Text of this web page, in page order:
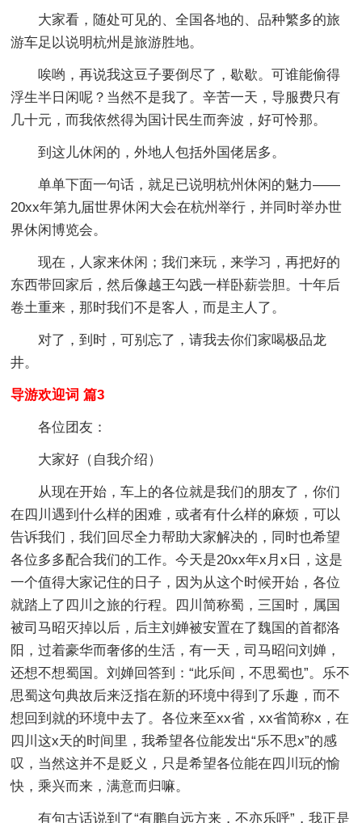
大家看，随处可见的、全国各地的、品种繁多的旅
游车足以说明杭州是旅游胜地。
唉哟，再说我这豆子要倒尽了，歇歇。可谁能偷得
浮生半日闲呢？当然不是我了。辛苦一天，导服费只有
几十元，而我依然得为国计民生而奔波，好可怜那。
到这儿休闲的，外地人包括外国佬居多。
单单下面一句话，就足已说明杭州休闲的魅力——
20xx年第九届世界休闲大会在杭州举行，并同时举办世
界休闲博览会。
现在，人家来休闲；我们来玩，来学习，再把好的
东西带回家后，然后像越王勾践一样卧薪尝胆。十年后
卷土重来，那时我们不是客人，而是主人了。
对了，到时，可别忘了，请我去你们家喝极品龙
井。
导游欢迎词 篇3
各位团友：
大家好（自我介绍）
从现在开始，车上的各位就是我们的朋友了，你们
在四川遇到什么样的困难，或者有什么样的麻烦，可以
告诉我们，我们回尽全力帮助大家解决的，同时也希望
各位多多配合我们的工作。今天是20xx年x月x日，这是
一个值得大家记住的日子，因为从这个时候开始，各位
就踏上了四川之旅的行程。四川简称蜀，三国时，属国
被司马昭灭掉以后，后主刘婵被安置在了魏国的首都洛
阳，过着豪华而奢侈的生活，有一天，司马昭问刘婵，
还想不想蜀国。刘婵回答到：“此乐间，不思蜀也”。乐不
思蜀这句典故后来泛指在新的环境中得到了乐趣，而不
想回到就的环境中去了。各位来至xx省，xx省简称x，在
四川这x天的时间里，我希望各位能发出“乐不思x”的感
叹，当然这并不是贬义，只是希望各位能在四川玩的愉
快，乘兴而来，满意而归嘛。
有句古话说到了“有鹏自远方来，不亦乐呼”，我正是